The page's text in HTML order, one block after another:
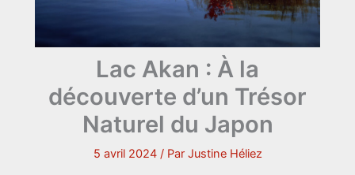
Lac Akan : À la
découverte d’un Trésor
Naturel du Japon
5 avril 2024 / Par Justine Héliez